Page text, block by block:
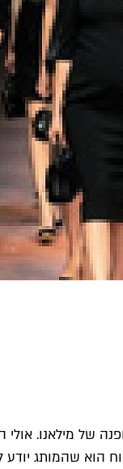
סתיו־חורף 2015־2016 –
הוא שהמותג